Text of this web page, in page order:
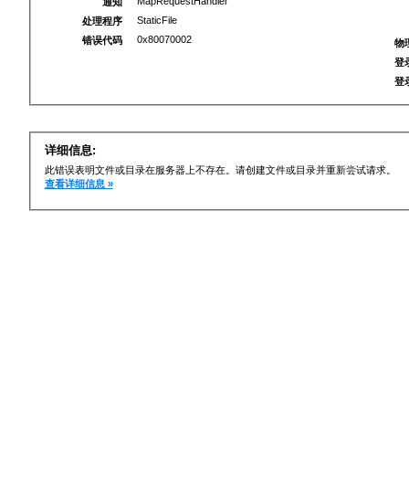
处理程序
StaticFile
错误代码
0x80070002
物
登
登
详细信息:
此错误表明文件或目录在服务器上不存在。请创建文件或目录并重新尝试请求。
查看详细信息 »